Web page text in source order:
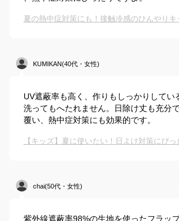
KUMIKAN(40代・女性)
UV遮蔽率も高く、作りもしっかりしてい
洗ってもへたれません。日除け丈も充分
覆い、熱中症対策にも効果的です。
chai(50代・女性)
紫外線遮蔽率98%の生地を使ったフラッ